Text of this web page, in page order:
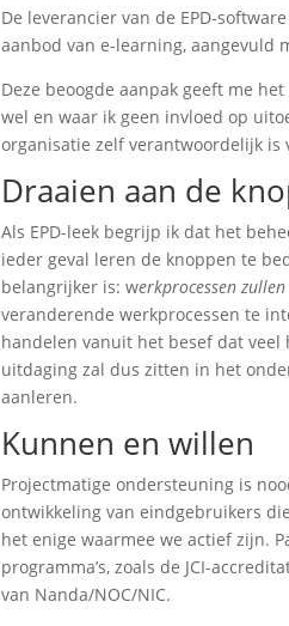
De leverancier van de EPD-
aanbod van e-learning, aangevuld
Deze beoogde aanpak geeft me
wel en waar ik geen invloed op
organisatie zelf verantwoordelijk is
Draaien aan de
Als EPD-leek begrijp ik dat het
ieder geval leren de knoppen te
belangrijker is: werkprocessen
veranderende werkprocessen te
handelen vanuit het besef dat veel
uitdaging zal dus zitten in het
aanleren.
Kunnen en willen
Projectmatige ondersteuning is
ontwikkeling van eindgebruikers
het enige waarmee we actief zijn.
programma’s, zoals de JCI-
van Nanda/NOC/NIC.